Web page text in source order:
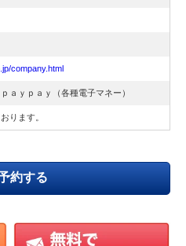
company.html
ａｙｐａｙ（各種電子マネー）
ります。
約する